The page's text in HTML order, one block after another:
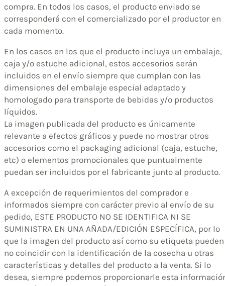
compra. En todos los casos, el producto enviado se
corresponderá con el comercializado por el productor en
cada momento.
En los casos en los que el producto incluya un embalaje,
caja y/o estuche adicional, estos accesorios serán
incluidos en el envío siempre que cumplan con las
dimensiones del embalaje especial adaptado y
homologado para transporte de bebidas y/o productos
líquidos.
La imagen publicada del producto es únicamente
relevante a efectos gráficos y puede no mostrar otros
accesorios como el packaging adicional (caja, estuche,
etc) o elementos promocionales que puntualmente
puedan ser incluidos por el fabricante junto al producto.
A excepción de requerimientos del comprador e
informados siempre con carácter previo al envío de su
pedido, ESTE PRODUCTO NO SE IDENTIFICA NI SE
SUMINISTRA EN UNA AÑADA/EDICIÓN ESPECÍFICA, por lo
que la imagen del producto así como su etiqueta pueden
no coincidir con la identificación de la cosecha u otras
características y detalles del producto a la venta. Si lo
desea, siempre podemos proporcionarle esta